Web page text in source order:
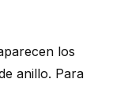
los
anillo. Para